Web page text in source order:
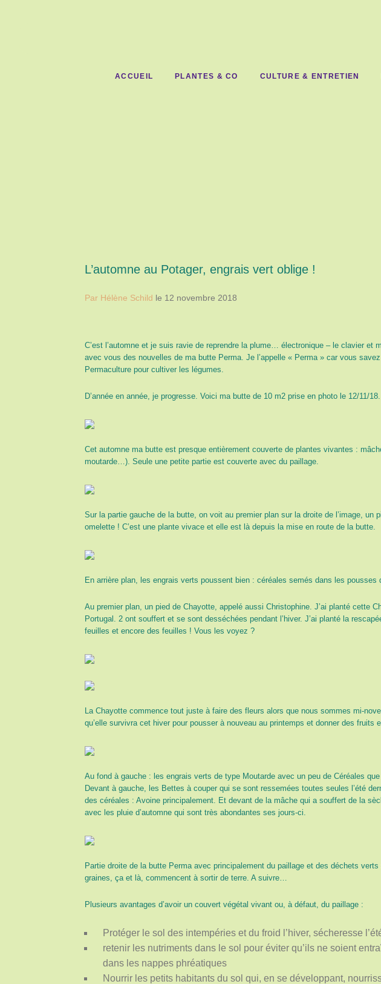
ACCUEIL PLANTES & CO CULTURE & ENTRETIEN
L’automne au Potager, engrais vert oblige !
Par Hélène Schild le 12 novembre 2018
C’est l’automne et je suis ravie de reprendre la plume… électronique – le clavier et
avec vous des nouvelles de ma butte Perma. Je l’appelle « Perma » car vous
Permaculture pour cultiver les légumes.
D’année en année, je progresse. Voici ma butte de 10 m2 prise en photo le 12/11/18.
Cet automne ma butte est presque entièrement couverte de plantes vivantes :
moutarde…). Seule une petite partie est couverte avec du paillage.
Sur la partie gauche de la butte, on voit au premier plan sur la droite de l’image, un
omelette ! C’est une plante vivace et elle est là depuis la mise en route de la butte.
En arrière plan, les engrais verts poussent bien : céréales semés dans les pousses
Au premier plan, un pied de Chayotte, appelé aussi Christophine. J’ai planté cette
Portugal. 2 ont souffert et se sont desséchées pendant l’hiver. J’ai planté la
feuilles et encore des feuilles ! Vous les voyez ?
La Chayotte commence tout juste à faire des fleurs alors que nous sommes mi-
qu’elle survivra cet hiver pour pousser à nouveau au printemps et donner des fruits
Au fond à gauche : les engrais verts de type Moutarde avec un peu de Céréales
Devant à gauche, les Bettes à couper qui se sont ressemées toutes seules l’été
des céréales : Avoine principalement. Et devant de la mâche qui a souffert de la
avec les pluie d’automne qui sont très abondantes ses jours-ci.
Partie droite de la butte Perma avec principalement du paillage et des déchets
graines, ça et là, commencent à sortir de terre. A suivre…
Plusieurs avantages d’avoir un couvert végétal vivant ou, à défaut, du paillage :
Protéger le sol des intempéries et du froid l’hiver, sécheresse
retenir les nutriments dans le sol pour éviter qu’ils ne soient
dans les nappes phréatiques
Nourrir les petits habitants du sol qui, en se développant,